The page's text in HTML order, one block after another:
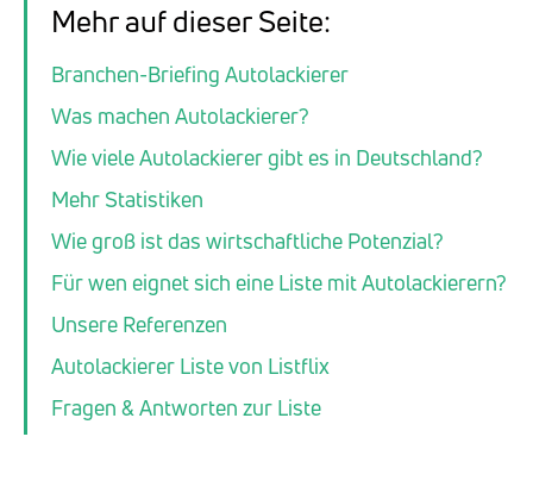
Mehr auf dieser Seite:
Branchen-Briefing Autolackierer
Was machen Autolackierer?
Wie viele Autolackierer gibt es in Deutschland?
Mehr Statistiken
Wie groß ist das wirtschaftliche Potenzial?
Für wen eignet sich eine Liste mit Autolackierern?
Unsere Referenzen
Autolackierer Liste von Listflix
Fragen & Antworten zur Liste